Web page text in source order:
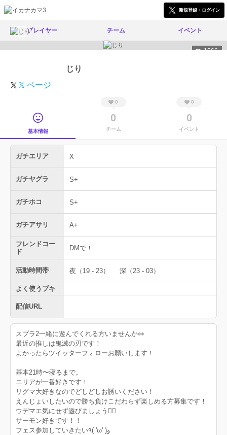
新規登録・ログイン
プレイヤー チーム イベント
1566
じり
𝕏 ページ
基本情報
0
0
チーム
0
0
イベント
ガチエリア X
ガチヤグラ S+
ガチホコ S+
ガチアサリ A+
フレンドコー
ド
DMで！
活動時間帯 夜（19 - 23） 深（23 - 03）
よく使うブキ
配信URL
スプラ2一緒に遊んでくれる方いませんか👀
最近の推しは鬼滅の刃です！
よかったらツイッターフォローお願いします！
基本21時〜寝るまで。
エリアが一番好きです！
リグマ大好きなのでどしどしお誘いください！
えんじょいしたいので勝ち負けこだわらず楽しめる方募集です！
ウデマエ気にせず遊びましょう🙆‍♂️
サーモン好きです！！
フェス参加していきたい٩( 'ω' )و